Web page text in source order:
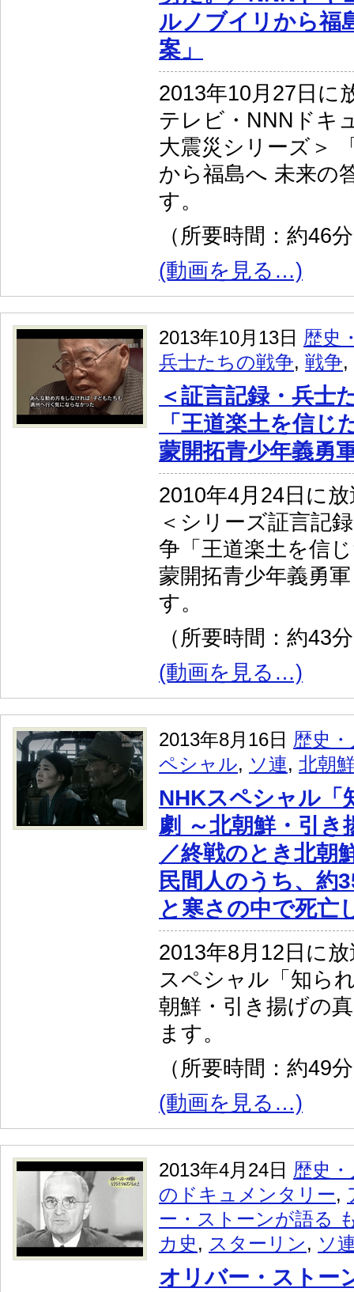
ルノブイリから福
案」
2013年10月27日に
テレビ・NNNドキ
大震災シリーズ＞
から福島へ 未来の
す。
（所要時間：約46
(動画を見る…)
2013年10月13日 歴史
兵士たちの戦争, 戦争,
＜証言記録・兵士
「王道楽土を信じ
蒙開拓青少年義勇
2010年4月24日に
＜シリーズ証言記
争「王道楽土を信
蒙開拓青少年義勇
す。
（所要時間：約43
(動画を見る…)
2013年8月16日 歴史
ペシャル, ソ連, 北朝
NHKスペシャル「
劇 ～北朝鮮・引き
／終戦のとき北朝
民間人のうち、約
と寒さの中で死亡
2013年8月12日に
スペシャル「知ら
朝鮮・引き揚げの
ます。
（所要時間：約49
(動画を見る…)
2013年4月24日 歴史
のドキュメンタリー,
ー・ストーンが語る
カ史 , スターリン, ソ
オリバー・ストー